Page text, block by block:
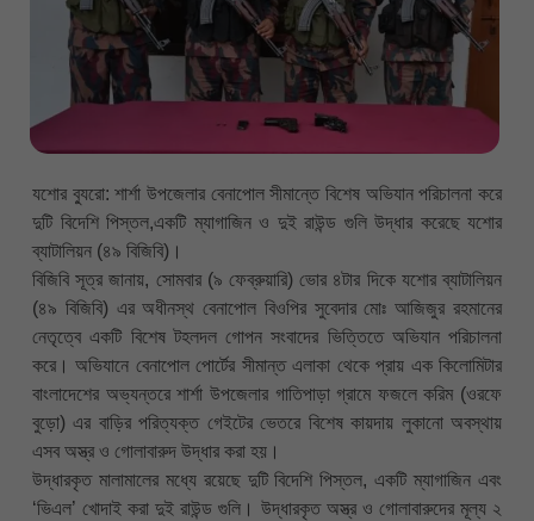
যশোর ব্যুরো: শার্শা উপজেলার বেনাপোল সীমান্তে বিশেষ অভিযান পরিচালনা করে
দুটি বিদেশি পিস্তল,একটি ম্যাগাজিন ও দুই রাউন্ড গুলি উদ্ধার করেছে যশোর
ব্যাটালিয়ন (৪৯ বিজিবি)।
বিজিবি সূত্র জানায়, সোমবার (৯ ফেব্রুয়ারি) ভোর ৪টার দিকে যশোর ব্যাটালিয়ন
(৪৯ বিজিবি) এর অধীনস্থ বেনাপোল বিওপির সুবেদার মোঃ আজিজুর রহমানের
নেতৃত্বে একটি বিশেষ টহলদল গোপন সংবাদের ভিত্তিতে অভিযান পরিচালনা
করে। অভিযানে বেনাপোল পোর্টের সীমান্ত এলাকা থেকে প্রায় এক কিলোমিটার
বাংলাদেশের অভ্যন্তরে শার্শা উপজেলার গাতিপাড়া গ্রামে ফজলে করিম (ওরফে
বুড়ো) এর বাড়ির পরিত্যক্ত গেইটের ভেতরে বিশেষ কায়দায় লুকানো অবস্থায়
এসব অস্ত্র ও গোলাবারুদ উদ্ধার করা হয়।
উদ্ধারকৃত মালামালের মধ্যে রয়েছে দুটি বিদেশি পিস্তল, একটি ম্যাগাজিন এবং
‘ভিএল’ খোদাই করা দুই রাউন্ড গুলি। উদ্ধারকৃত অস্ত্র ও গোলাবারুদের মূল্য ২